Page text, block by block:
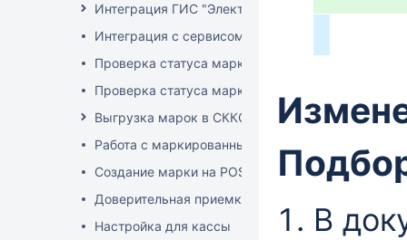
Интеграция ГИС "Электронный Знак"
Интеграция с сервисом "Цифровой помощник
Проверка статуса марки на ТСД
Проверка статуса марки на приходе
Выгрузка марок в СККО при реализации без
Работа с маркированным товаром на POS
Создание марки на POS
Доверительная приемка маркированного
Настройка для кассы
В